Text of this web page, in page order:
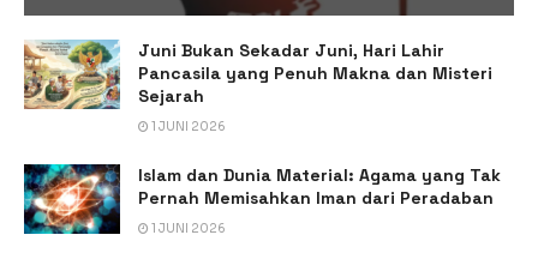
Juni Bukan Sekadar Juni, Hari Lahir
Pancasila yang Penuh Makna dan Misteri
Sejarah
1 JUNI 2026
Islam dan Dunia Material: Agama yang Tak
Pernah Memisahkan Iman dari Peradaban
1 JUNI 2026